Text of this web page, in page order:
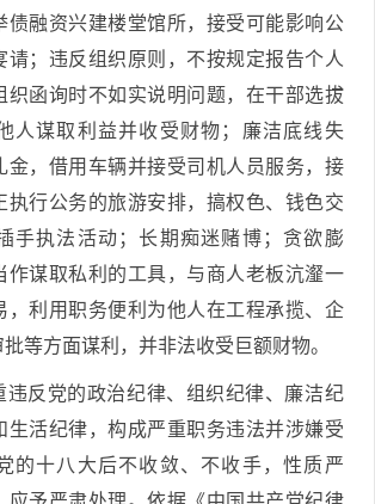
债融资兴建楼堂馆所，接受可能影响公
请；违反组织原则，不按规定报告个人
织函询时不如实说明问题，在干部选拔
人谋取利益并收受财物；廉洁底线失
金，借用车辆并接受司机人员服务，接
执行公务的旅游安排，搞权色、钱色交
手执法活动；长期痴迷赌博；贪欲膨
作谋取私利的工具，与商人老板沆瀣一
，利用职务便利为他人在工程承揽、企
等方面谋利，并非法收受巨额财物。
违反党的政治纪律、组织纪律、廉洁纪
生活纪律，构成严重职务违法并涉嫌受
的十八大后不收敛、不收手，性质严